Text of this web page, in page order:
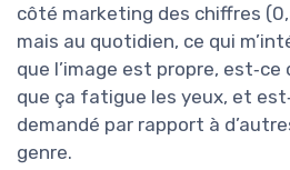
côté marketing des chiffres
mais au quotidien, ce qui
que l’image est propre,
que ça fatigue les yeux, et
demandé par rapport à
genre.